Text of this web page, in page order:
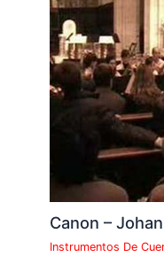
Canon –
Instrumentos De